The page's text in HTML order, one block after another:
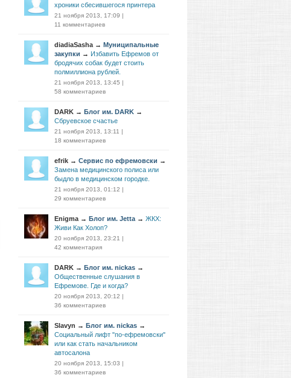
хроники сбесившегося принтера
21 ноября 2013, 17:09 |
11 комментариев
diadiaSasha → Муниципальные
закупки → Избавить Ефремов от
бродячих собак будет стоить
полмиллиона рублей.
21 ноября 2013, 13:45 |
58 комментариев
DARK → Блог им. DARK →
Сбруевское счастье
21 ноября 2013, 13:11 |
18 комментариев
efrik → Сервис по ефремовски →
Замена медицинского полиса или
быдло в медицинском городке.
21 ноября 2013, 01:12 |
29 комментариев
Enigma → Блог им. Jetta → ЖКХ:
Живи Как Холоп?
20 ноября 2013, 23:21 |
42 комментария
DARK → Блог им. nickas →
Общественные слушания в
Ефремове. Где и когда?
20 ноября 2013, 20:12 |
36 комментариев
Slavyn → Блог им. nickas →
Социальный лифт "по-ефремовски"
или как стать начальником
автосалона
20 ноября 2013, 15:03 |
36 комментариев